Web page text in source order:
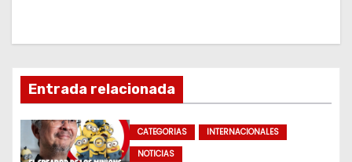
i
ó
n
d
Entrada relacionada
CATEGORIAS
INTERNACIONALES
NOTICIAS